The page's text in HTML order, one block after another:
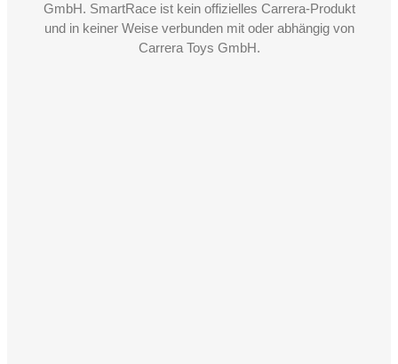
GmbH. SmartRace ist kein offizielles Carrera-Produkt
und in keiner Weise verbunden mit oder abhängig von
Carrera Toys GmbH.